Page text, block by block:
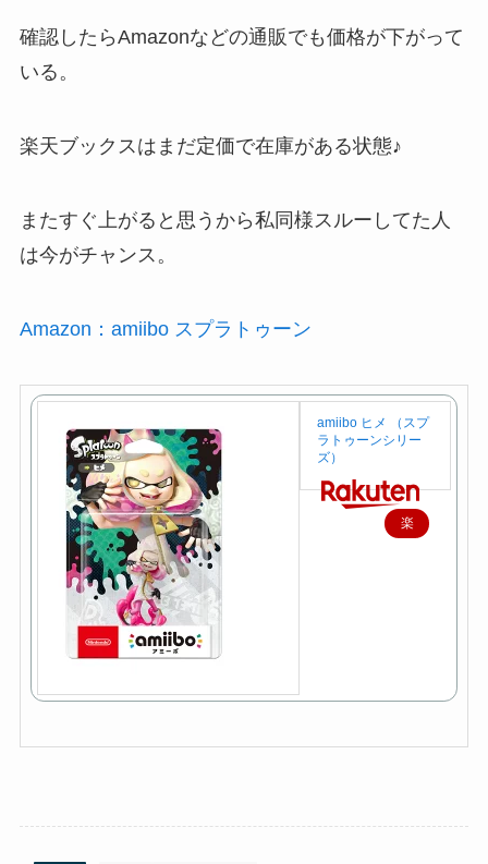
確認したらAmazonなどの通販でも価格が下がって
いる。
楽天ブックスはまだ定価で在庫がある状態♪
またすぐ上がると思うから私同様スルーしてた人
は今がチャンス。
Amazon：amiibo スプラトゥーン
amiibo ヒメ （スプ
ラトゥーンシリー
ズ）
楽